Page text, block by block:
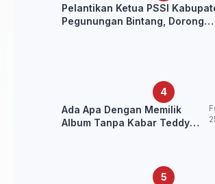
Pelantikan Ketua PSSI
Pegunungan Bintang, Dorong
Ada Apa Dengan Memilik
Album Tanpa Kabar Teddy